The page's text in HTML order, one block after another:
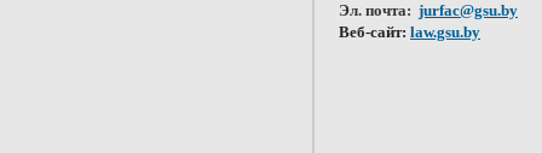
Эл. почта: jurfac@gsu.by
Веб-сайт: law.gsu.by